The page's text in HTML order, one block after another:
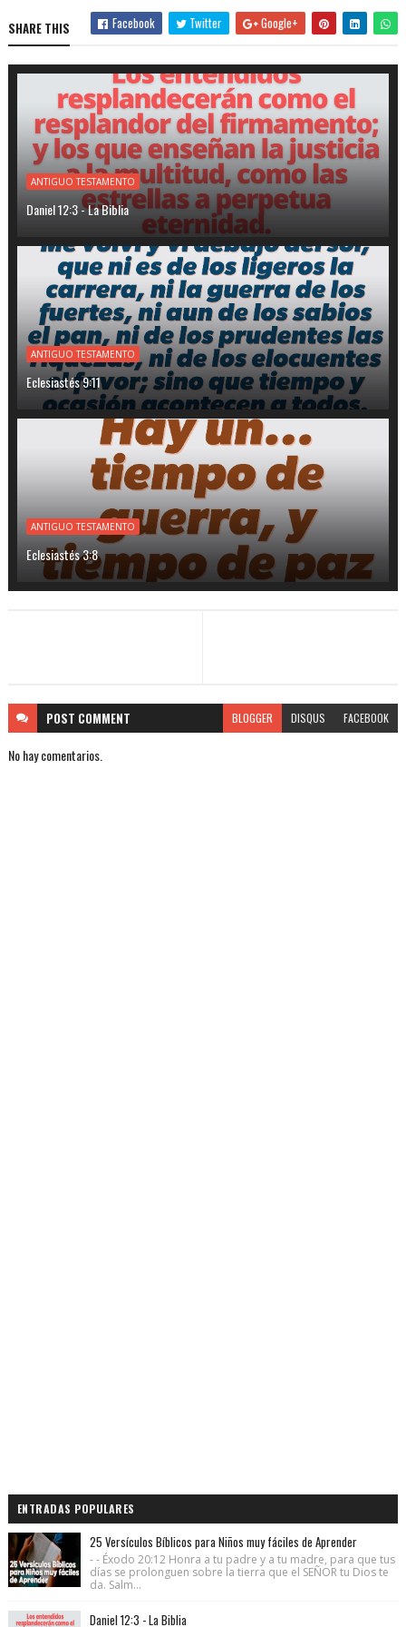
SHARE THIS Facebook Twitter Google+
ANTIGUO TESTAMENTO
Daniel 12:3 - La Biblia
ANTIGUO TESTAMENTO
Eclesiastés 9:11
ANTIGUO TESTAMENTO
Eclesiastés 3:8
POST COMMENT BLOGGER DISQUS FACEBOOK
No hay comentarios.
ENTRADAS POPULARES
25 Versículos Bíblicos para Niños muy fáciles de Aprender
- - Éxodo 20:12 Honra a tu padre y a tu madre, para que tus
días se prolonguen sobre la tierra que el SEÑOR tu Dios te
da. Salm...
Daniel 12:3 - La Biblia